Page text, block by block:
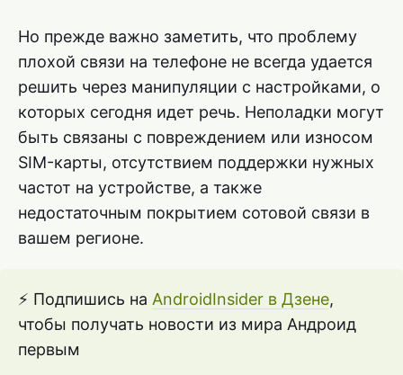
Но прежде важно заметить, что проблему
плохой связи на телефоне не всегда удается
решить через манипуляции с настройками, о
которых сегодня идет речь. Неполадки могут
быть связаны с повреждением или износом
SIM-карты, отсутствием поддержки нужных
частот на устройстве, а также
недостаточным покрытием сотовой связи в
вашем регионе.
⚡ Подпишись на AndroidInsider в Дзене,
чтобы получать новости из мира Андроид
первым